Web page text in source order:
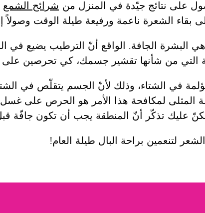
على نتائج جيّدة في المنزل من شرائح الشمع
بقاء الشعرة ناعمة ورفيعة طيلة الوقت وصولاً
البشرة الجافة. الواقع أنّ الترطيب يضيع في
التي من شأنها تقشير جسمك، كي تحرصين على
في الشتاء، وذلك لأنّ الجسم يتقلّص في
المثلى لمكافحة هذا الأمر هو الحرص على غسل
عليك تذكّر أنّ المنطقة يجب أن تكون جافّة
لتنعمين براحة البال طيلة العام!